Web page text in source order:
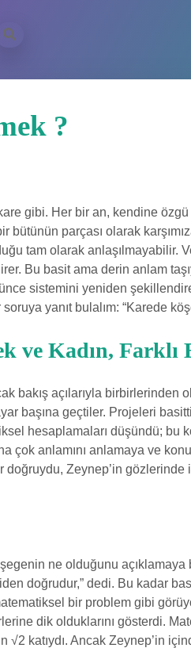
?
gibi. Her bir an, kendine özgü
bütünün parçası olarak
tam olarak anlaşılmayabilir.
Bu basit ama derin anlam
sistemini yeniden
yanıt bulalım: “Karede
ve Kadın, Farklı
bakış açılarıyla birbirlerinden
başına geçtiler. Projeleri
hesaplamaları düşündü; bu
çok anlamını anlamaya ve
doğruydu, Zeynep’in
ne olduğunu açıklamaya
doğrudur,” dedi. Bu kadar
bir problem gibi
dik olduklarını gösterdi.
√2 katıydı. Ancak Zeynep’in